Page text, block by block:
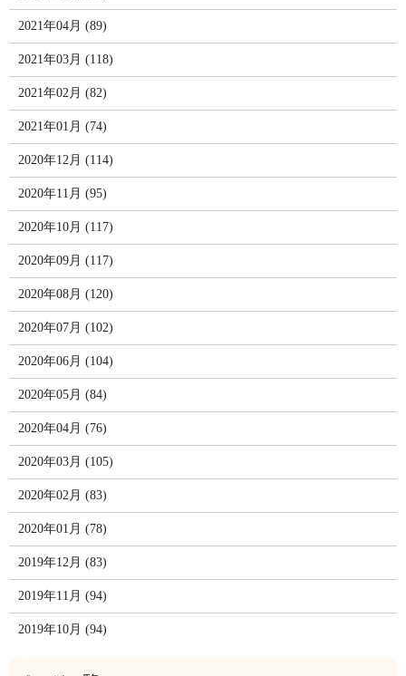
2021年04月 (89)
2021年03月 (118)
2021年02月 (82)
2021年01月 (74)
2020年12月 (114)
2020年11月 (95)
2020年10月 (117)
2020年09月 (117)
2020年08月 (120)
2020年07月 (102)
2020年06月 (104)
2020年05月 (84)
2020年04月 (76)
2020年03月 (105)
2020年02月 (83)
2020年01月 (78)
2019年12月 (83)
2019年11月 (94)
2019年10月 (94)